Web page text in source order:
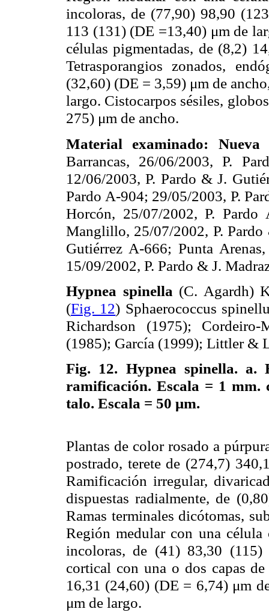
incoloras, de (77,90) 98,90
113 (131) (DE =13,40) μm de
células pigmentadas, de (8,2)
Tetrasporangios zonados,
(32,60) (DE = 3,59) μm de
largo. Cistocarpos sésiles,
275) μm de ancho.
Material examinado:
Barrancas, 26/06/2003, P.
12/06/2003, P. Pardo & J.
Pardo A-904; 29/05/2003, P.
Horcón, 25/07/2002, P.
Manglillo, 25/07/2002, P.
Gutiérrez A-666; Punta
15/09/2002, P. Pardo & J.
Hypnea spinella (C. Agardh)
(Fig. 12) Sphaerococcus
Richardson (1975);
(1985); García (1999); Littler &
Fig. 12. Hypnea spinella.
ramificación. Escala = 1 mm.
talo. Escala = 50 μm.
Plantas de color rosado a
postrado, terete de (274,7)
Ramificación irregular,
dispuestas radialmente, de
Ramas terminales dicótomas,
Región medular con una célula
incoloras, de (41) 83,30
cortical con una o dos capas
16,31 (24,60) (DE = 6,74) μm
μm de largo.